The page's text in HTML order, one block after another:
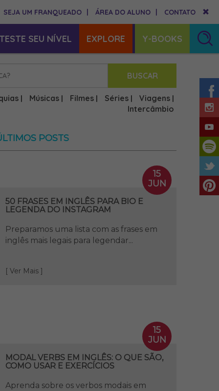
SEJA UM FRANQUEADO ÁREA DO ALUNO CONTATO
SEU NÍVEL EXPLORE Y-BOOKS
BUSCAR
Músicas Filmes Séries Viagens
Intercâmbio
POSTS
15
JUN
50 FRASES EM INGLÊS PARA BIO E
LEGENDA DO INSTAGRAM
Preparamos uma lista com as frases em
inglês mais legais para legendar...
[ Ver Mais ]
15
JUN
MODAL VERBS EM INGLÊS: O QUE SÃO,
COMO USAR E EXERCÍCIOS
Aprenda sobre os verbos modais em